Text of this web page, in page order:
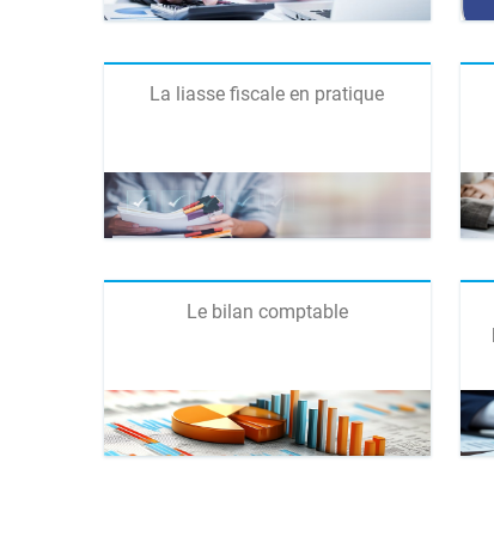
La liasse fiscale en pratique
Le bilan comptable